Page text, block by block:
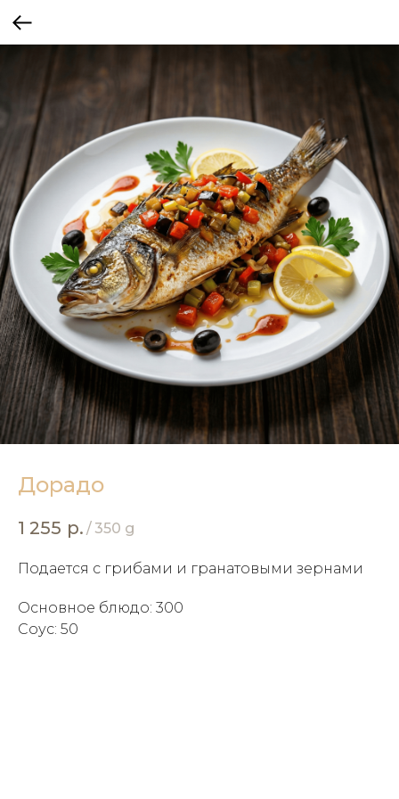
Дорадо
1 255 р. /350 g
Подается с грибами и гранатовыми зернами
Основное блюдо: 300
Соус: 50